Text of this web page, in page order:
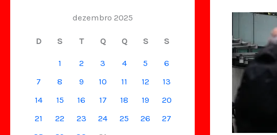
dezembro 2025
D S T Q Q S S
1 2 3 4 5
6
7
8 9 10 11 12
13
14
15 16 17 18 19
20
21
22 23 24 25 26
27